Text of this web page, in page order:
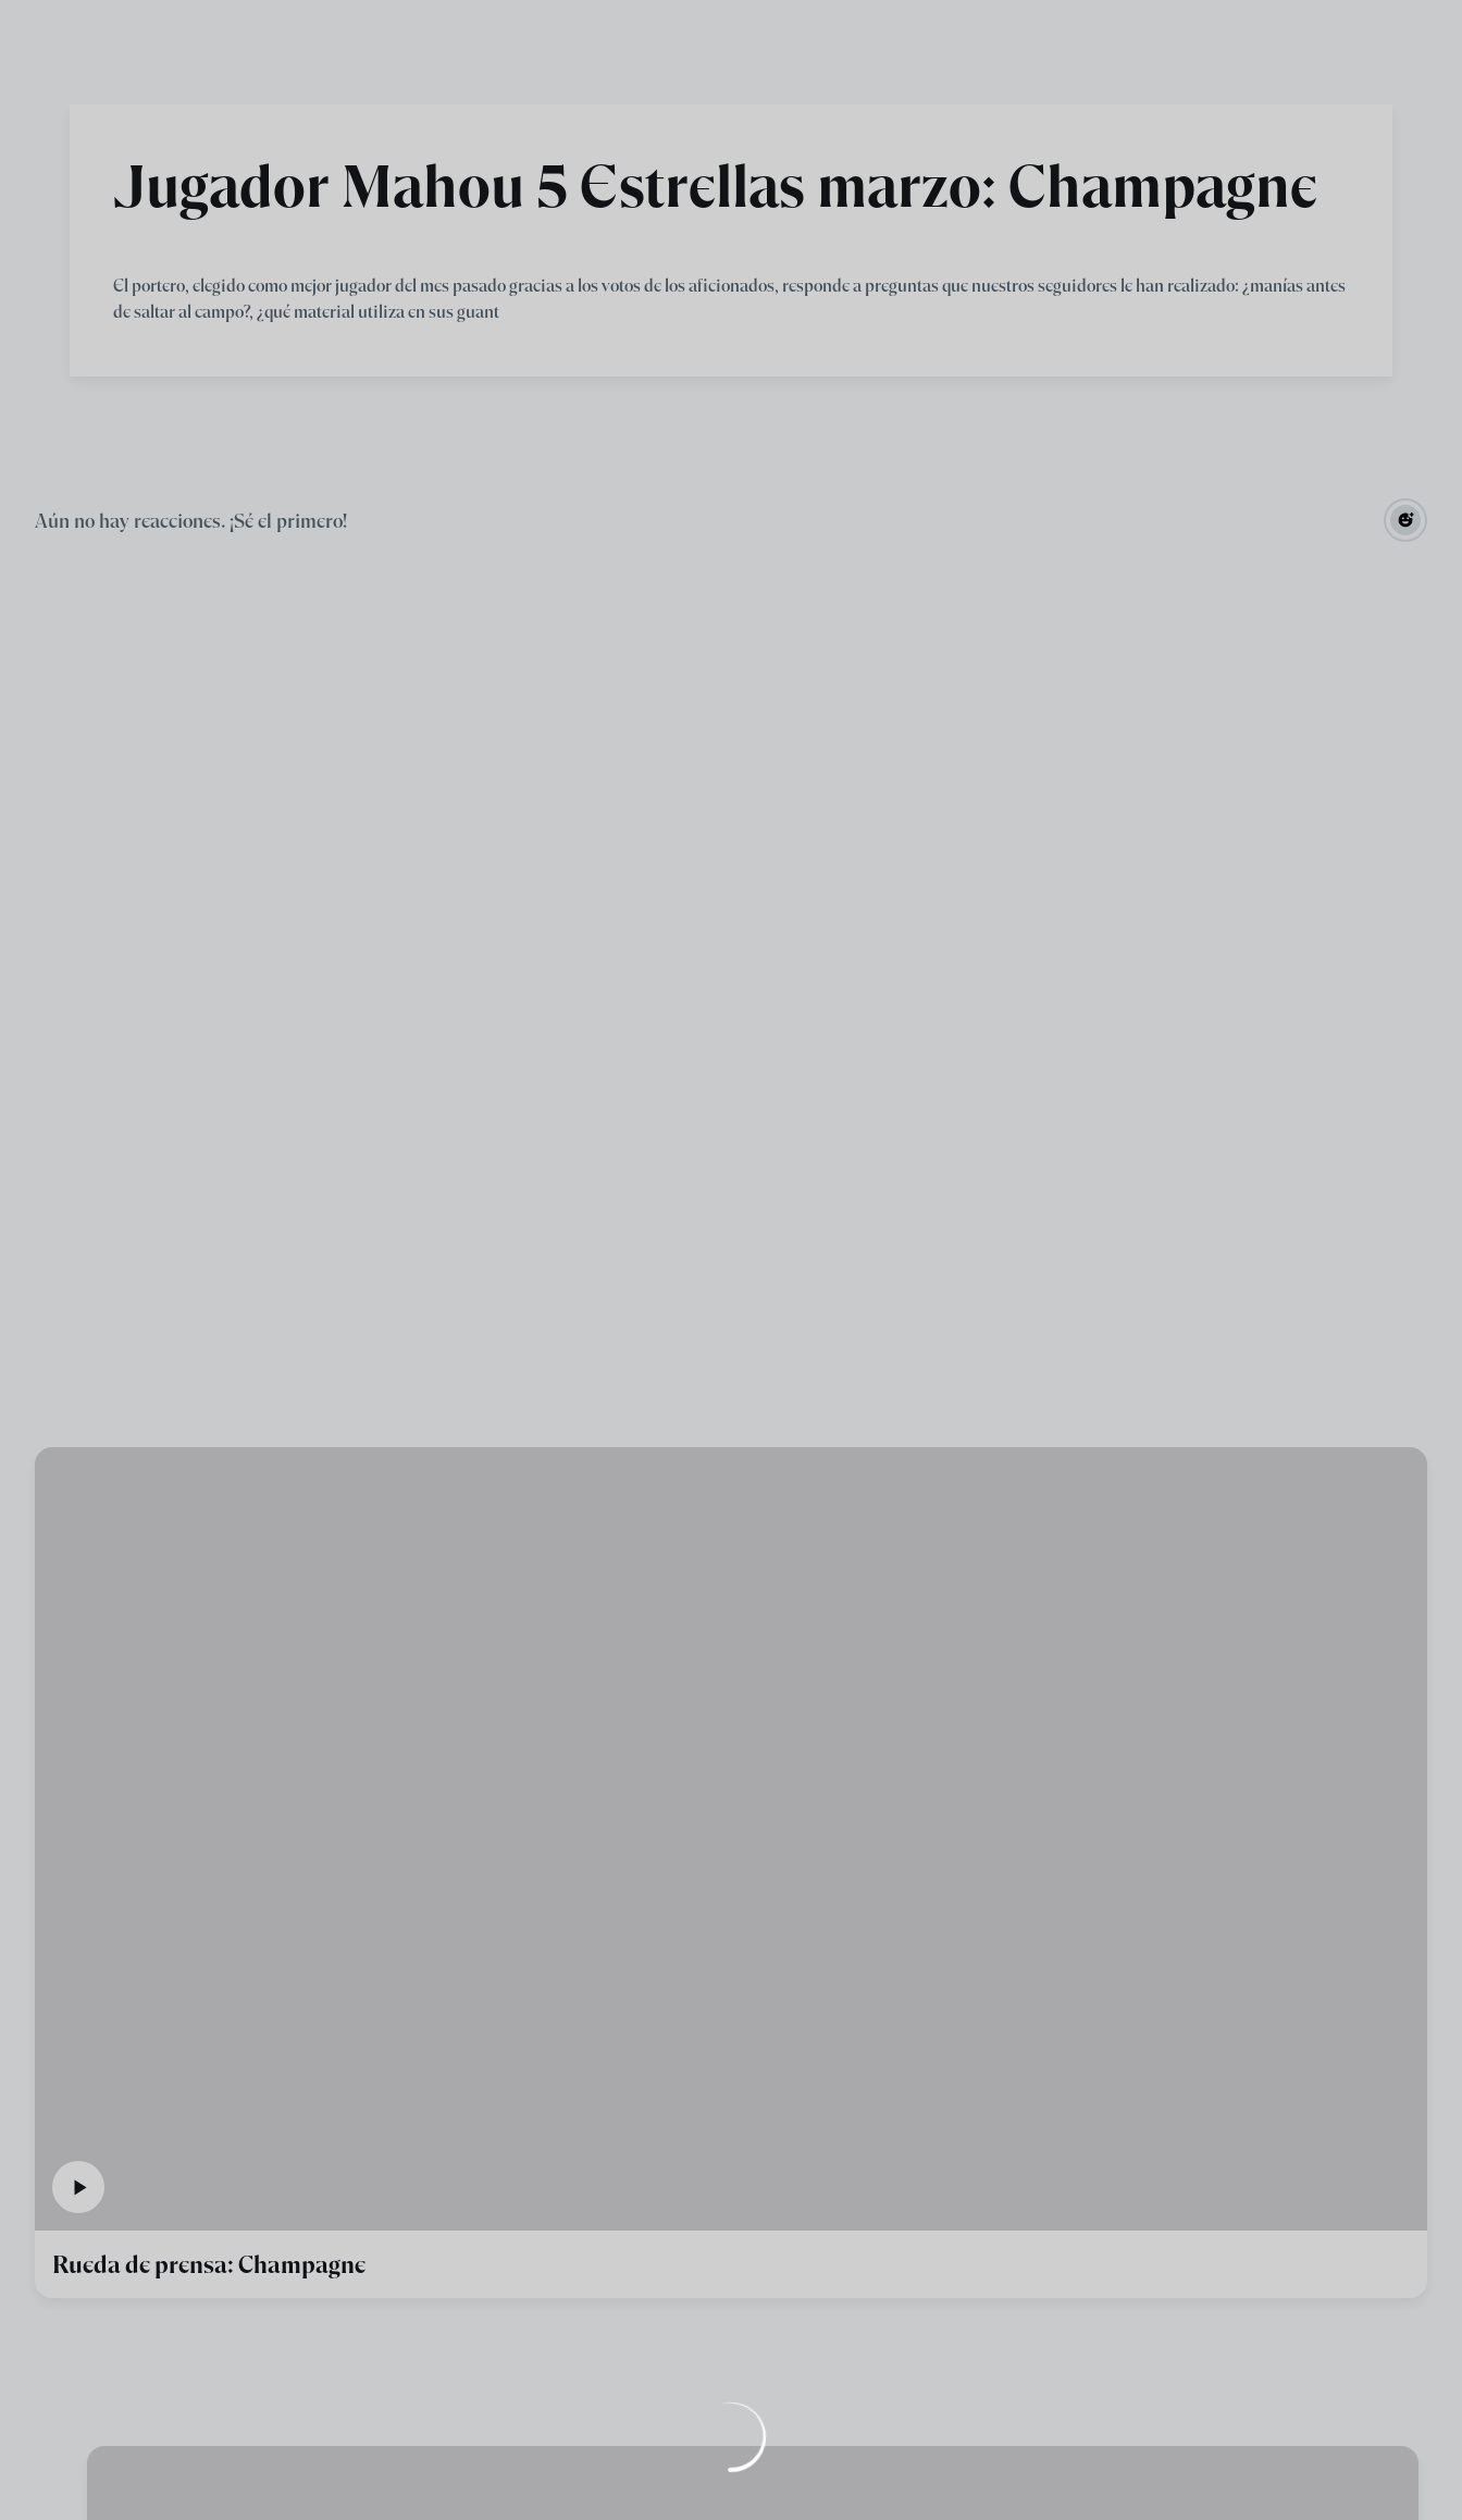
Jugador Mahou 5 Estrellas marzo: Champagne
El portero, elegido como mejor jugador del mes pasado gracias a los votos de los aficionados, responde a preguntas que nuestros seguidores le han realizado: ¿manías antes
de saltar al campo?, ¿qué material utiliza en sus guant
Aún no hay reacciones. ¡Sé el primero!
Rueda de prensa: Champagne